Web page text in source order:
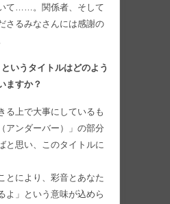
て……。関係者、そして
さるみなさんには感謝の
いうタイトルはどのよう
ますか？
る上で大事にしているも
アンダーバー）」の部分
と思い、このタイトルに
とにより、彩音とあなた
よ」という意味が込めら